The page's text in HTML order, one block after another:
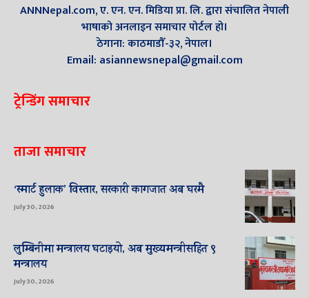
ANNNepal.com, ए. एन. एन. मिडिया प्रा. लि. द्वारा संचालित नेपाली
भाषाको अनलाइन समाचार पोर्टल हो।
ठेगाना: काठमाडौँ-३२, नेपाल।
Email: asiannewsnepal@gmail.com
ट्रेन्डिंग समाचार
ताजा समाचार
‘स्मार्ट हुलाक’ विस्तार, सरकारी कागजात अब घरमै
July 30, 2026
लुम्बिनीमा मन्त्रालय घटाइयो, अब मुख्यमन्त्रीसहित ९
मन्त्रालय
July 30, 2026